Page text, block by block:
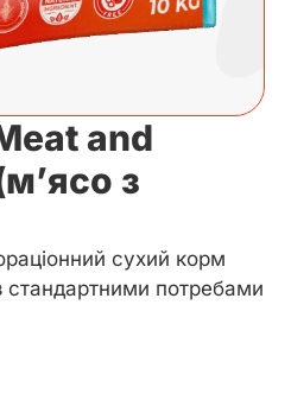
and
з
сухий корм
стандартними потребами